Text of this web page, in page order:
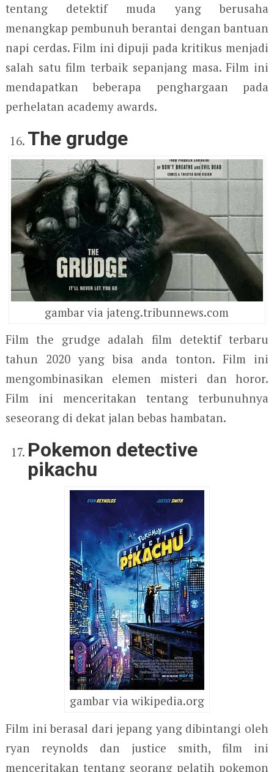
tentang detektif muda yang berusaha
menangkap pembunuh berantai dengan bantuan
napi cerdas. Film ini dipuji pada kritikus menjadi
salah satu film terbaik sepanjang masa. Film ini
mendapatkan beberapa penghargaan pada
perhelatan academy awards.
The grudge
gambar via jateng.tribunnews.com
Film the grudge adalah film detektif terbaru
tahun 2020 yang bisa anda tonton. Film ini
mengombinasikan elemen misteri dan horor.
Film ini menceritakan tentang terbunuhnya
seseorang di dekat jalan bebas hambatan.
Pokemon detective
pikachu
gambar via wikipedia.org
Film ini berasal dari jepang yang dibintangi oleh
ryan reynolds dan justice smith, film ini
menceritakan tentang seorang pelatih pokemon